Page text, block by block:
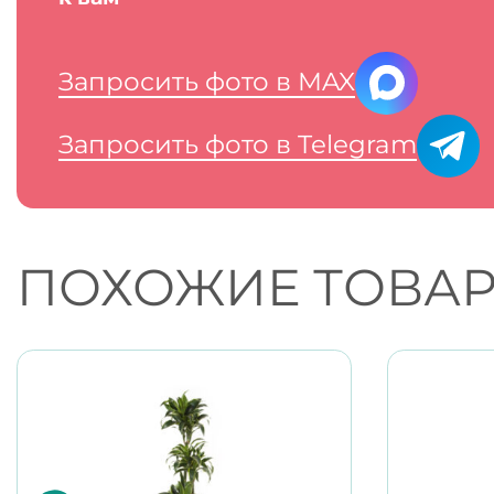
Запросить фото в MAX
Запросить фото в Telegram
ПОХОЖИЕ